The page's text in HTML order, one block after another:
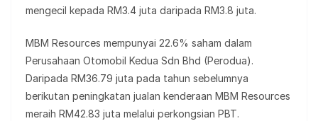
mengecil kepada RM3.4 juta daripada RM3.8 juta.
MBM Resources mempunyai 22.6% saham dalam
Perusahaan Otomobil Kedua Sdn Bhd (Perodua).
Daripada RM36.79 juta pada tahun sebelumnya
berikutan peningkatan jualan kenderaan MBM Resources
meraih RM42.83 juta melalui perkongsian PBT.